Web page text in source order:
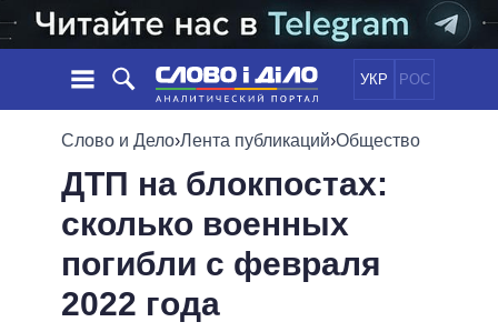
УКР РОС
НОВОСТИ
ЛЕНТА
СОБЫТИЯ
СТАТЬИ
ОБЗОРЫ
ПОЛИТИКА
ЭКОНОМИКА
ОБЩЕСТВО
МИР
ОБЕЩАНИЯ
ПОЛИТИКИ
ВСЕ ПОЛИТИКИ
ПРЕЗИДЕНТ И ОФИС
ИНФОГРАФИКА
Слово и Дело›Лента публикаций›Общество
ДТП на блокпостах:
сколько военных
погибли с февраля
2022 года